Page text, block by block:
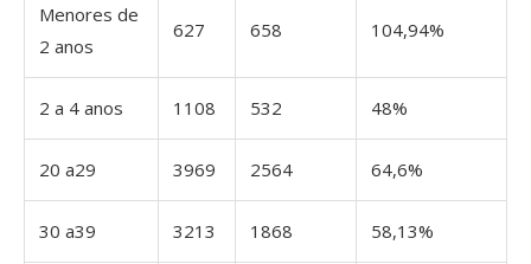
Menores de
2 anos
627 658 104,94%
2 a 4 anos 1108 532 48%
20 a29 3969 2564 64,6%
30 a39 3213 1868 58,13%